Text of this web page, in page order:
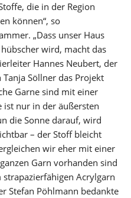
die in der Region
können“, so
„Dass unser Haus
wird, macht das
Hannes Neubert, der
Söllner das Projekt
Garne sind mit einer
ist nur in der äußersten
die Sonne darauf, wird
– der Stoff bleicht
wir eher mit einer
Garn vorhanden sind
Acrylgarn
Stefan Pöhlmann bedankte